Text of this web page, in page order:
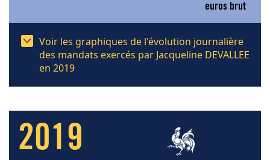
euros brut
Voir les graphiques de l'évolution journalière
des mandats exercés par Jacqueline DEVALLEE
en 2019
2019